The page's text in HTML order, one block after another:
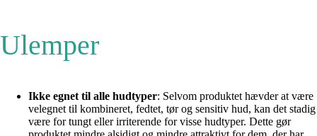
Ulemper
Ikke egnet til alle hudtyper: Selvom produktet hævder at være
velegnet til kombineret, fedtet, tør og sensitiv hud, kan det stadig
være for tungt eller irriterende for visse hudtyper. Dette gør